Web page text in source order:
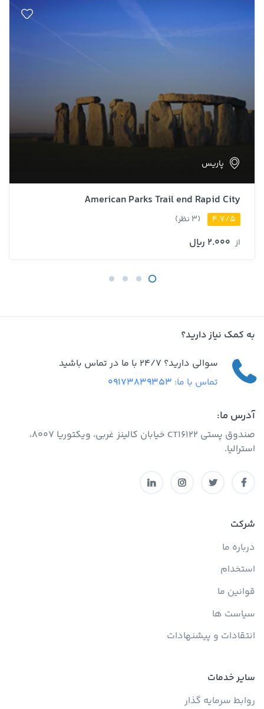
پاریس
American Parks Trail end Rapid City
4.7/5
(3 نظر)
از 2.000 ﷼
به کمک نیاز دارید؟
سوالی دارید؟ 24/7 با ما در تماس باشید
تماس با ما: 09173839353
آدرس ما:
صندوق پستی CT16122 خیابان کالینز غربی، ویکتوریا 8007،
استرالیا.
شرکت
درباره ما
استخدام
قوانین ما
سیاست ها
انتقادات و پیشنهادات
سایر خدمات
روابط سرمایه گذار